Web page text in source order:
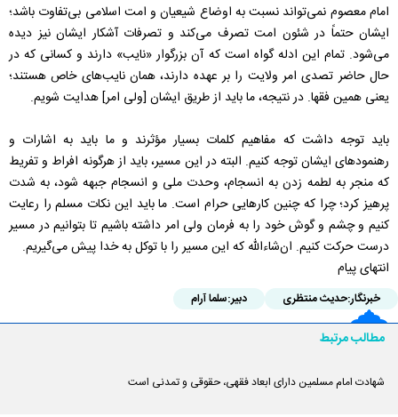
امام معصوم نمی‌تواند نسبت به اوضاع شیعیان و امت اسلامی بی‌تفاوت باشد؛
ایشان حتماً در شئون امت تصرف می‌کند و تصرفات آشکار ایشان نیز دیده
می‌شود. تمام این ادله گواه است که آن بزرگوار «نایب» دارند و کسانی که در
حال حاضر تصدی امر ولایت را بر عهده دارند، همان نایب‌های خاص هستند؛
یعنی همین فقها. در نتیجه، ما باید از طریق ایشان [ولی امر] هدایت شویم.
باید توجه داشت که مفاهیم کلمات بسیار مؤثرند و ما باید به اشارات و
رهنمودهای ایشان توجه کنیم. البته در این مسیر، باید از هرگونه افراط و تفریط
که منجر به لطمه زدن به انسجام، وحدت ملی و انسجام جبهه شود، به شدت
پرهیز کرد؛ چرا که چنین کارهایی حرام است. ما باید این نکات مسلم را رعایت
کنیم و چشم و گوش خود را به فرمان ولی امر داشته باشیم تا بتوانیم در مسیر
درست حرکت کنیم. ان‌شاءالله که این مسیر را با توکل به خدا پیش می‌گیریم.
انتهای پیام
خبرنگار:حدیث منتظری دبیر:سلما آرام
مطالب مرتبط
شهادت امام مسلمین دارای ابعاد فقهی، حقوقی و تمدنی است